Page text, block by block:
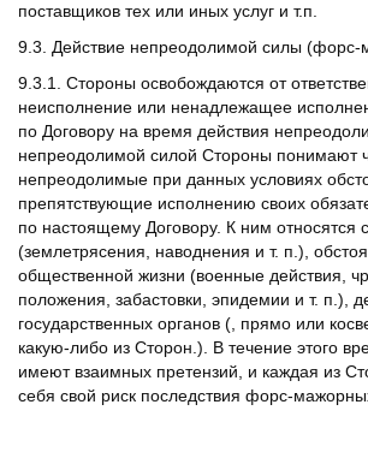
поставщиков тех или иных услуг и т.п.
9.3. Действие непреодолимой силы (форс-
9.3.1. Стороны освобождаются от
неисполнение или ненадлежащее
по Договору на время действия
непреодолимой силой Стороны понимают
непреодолимые при данных условиях
препятствующие исполнению своих
по настоящему Договору. К ним относятся
(землетрясения, наводнения и т. п.),
общественной жизни (военные действия,
положения, забастовки, эпидемии и т. п.),
государственных органов (, прямо или
какую-либо из Сторон.). В течение этого
имеют взаимных претензий, и каждая из
себя свой риск последствия форс-